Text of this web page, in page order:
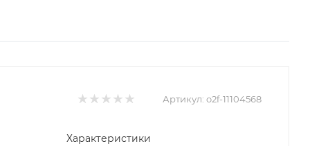
Артикул: o2f-11104568
Характеристики